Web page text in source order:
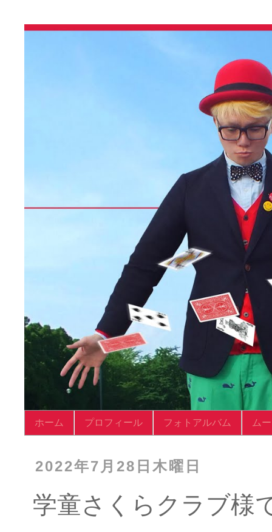
ホーム プロフィール フォトアルバム ム
2022年7月28日木曜日
学童さくらクラブ様